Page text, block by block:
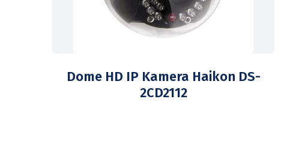
Dome HD IP Kamera Haikon DS-
2CD2112